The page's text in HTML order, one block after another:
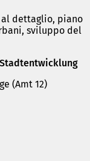
dettaglio, piano
sviluppo del
(Amt 12)